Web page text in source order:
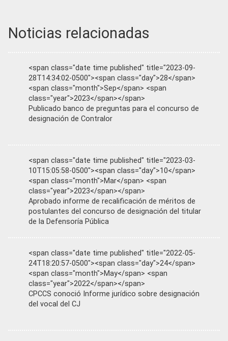
Noticias relacionadas
<span class="date time published" title="2023-09-
28T14:34:02-0500"><span class="day">28</span>
<span class="month">Sep</span> <span
class="year">2023</span></span>
Publicado banco de preguntas para el concurso de
designación de Contralor
<span class="date time published" title="2023-03-
10T15:05:58-0500"><span class="day">10</span>
<span class="month">Mar</span> <span
class="year">2023</span></span>
Aprobado informe de recalificación de méritos de
postulantes del concurso de designación del titular
de la Defensoría Pública
<span class="date time published" title="2022-05-
24T18:20:57-0500"><span class="day">24</span>
<span class="month">May</span> <span
class="year">2022</span></span>
CPCCS conoció Informe jurídico sobre designación
del vocal del CJ